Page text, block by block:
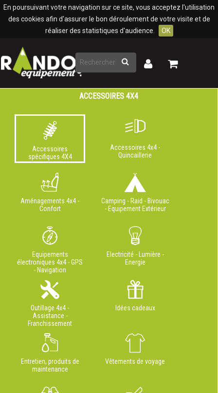
En poursuivant votre navigation sur ce site, vous acceptez l'utilisation
des cookies afin d'assurer le bon déroulement de votre visite et de
réaliser des statistiques d'audience.
OK
Rechercher
Mon
Mon
ACCESSOIRES 4X4
Accessoires
spécifiques 4X4
Accessoires 4x4 -
Quincaillerie
Aménagements 4x4 -
Confort
Camping - Raid - Bivouac
- Equipement Extérieur
Equipements
électroniques 4x4 - GPS
- Navigation
Electricité - Lumière -
Energie
Outillage 4x4 -
Assistance -
Franchissement
Idées cadeaux
Entretien, produits de
maintenance
Vêtements de voyage
Panneau de gestion des cookies